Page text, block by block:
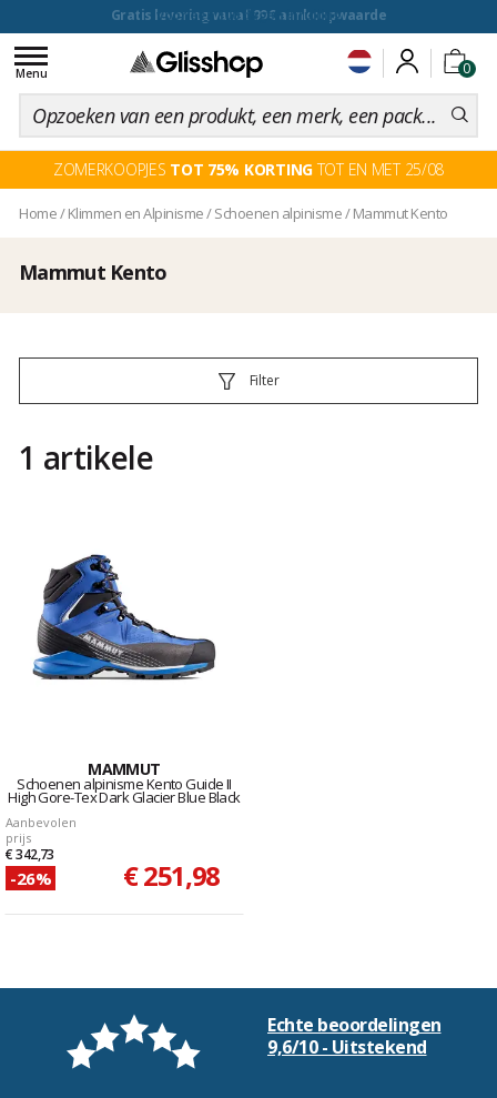
voor een 100 dagen inruiling
0
Toggle
navigation
Menu
ZOMERKOOPJES TOT 75% KORTINGTOT EN MET 25/08
Home/ Klimmen en Alpinisme/Schoenen alpinisme/Mammut Kento
Mammut Kento
Filter
1 artikele
MAMMUT
Schoenen alpinisme Kento Guide II
High Gore-Tex Dark Glacier Blue Black
Aanbevolen
prijs
€ 342,73
-26% € 251,98
Echte beoordelingen
9,6/10 - Uitstekend